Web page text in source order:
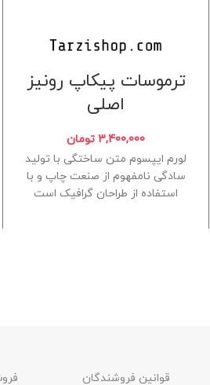
ترموسات پیکاپ رونیز
اصلی
3,400,000 تومان
لورم ایپسوم متن ساختگی با تولید
سادگی نامفهوم از صنعت چاپ و با
استفاده از طراحان گرافیک است
قوانین فروشندگان